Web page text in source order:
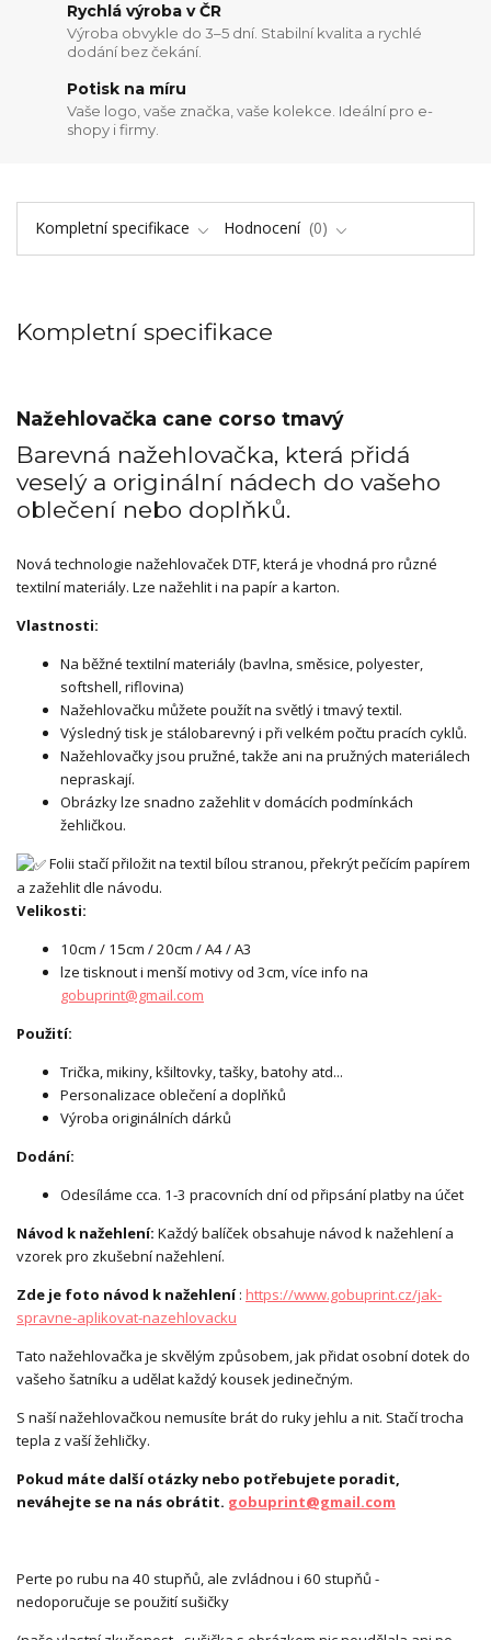
Rychlá výroba v ČR
Výroba obvykle do 3–5 dní. Stabilní kvalita a rychlé
dodání bez čekání.
Potisk na míru
Vaše logo, vaše značka, vaše kolekce. Ideální pro e-
shopy i firmy.
Kompletní specifikace Hodnocení 0
Kompletní specifikace
Nažehlovačka cane corso tmavý
Barevná nažehlovačka, která přidá
veselý a originální nádech do vašeho
oblečení nebo doplňků.
Nová technologie nažehlovaček DTF, která je vhodná pro různé
textilní materiály. Lze nažehlit i na papír a karton.
Vlastnosti:
Na běžné textilní materiály (bavlna, směsice, polyester,
softshell, riflovina)
Nažehlovačku můžete použít na světlý i tmavý textil.
Výsledný tisk je stálobarevný i při velkém počtu pracích cyklů.
Nažehlovačky jsou pružné, takže ani na pružných materiálech
nepraskají.
Obrázky lze snadno zažehlit v domácích podmínkách
žehličkou.
Folii stačí přiložit na textil bílou stranou, překrýt pečícím papírem
a zažehlit dle návodu.
Velikosti:
10cm / 15cm / 20cm / A4 / A3
lze tisknout i menší motivy od 3cm, více info na
gobuprint@gmail.com
Použití:
Trička, mikiny, kšiltovky, tašky, batohy atd...
Personalizace oblečení a doplňků
Výroba originálních dárků
Dodání:
Odesíláme cca. 1-3 pracovních dní od připsání platby na účet
Návod k nažehlení: Každý balíček obsahuje návod k nažehlení a
vzorek pro zkušební nažehlení.
Zde je foto návod k nažehlení: https://www.gobuprint.cz/jak-
spravne-aplikovat-nazehlovacku
Tato nažehlovačka je skvělým způsobem, jak přidat osobní dotek do
vašeho šatníku a udělat každý kousek jedinečným.
S naší nažehlovačkou nemusíte brát do ruky jehlu a nit. Stačí trocha
tepla z vaší žehličky.
Pokud máte další otázky nebo potřebujete poradit,
neváhejte se na nás obrátit. gobuprint@gmail.com
Perte po rubu na 40 stupňů, ale zvládnou i 60 stupňů -
nedoporučuje se použití sušičky